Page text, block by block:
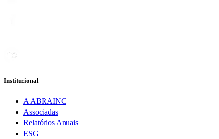
Institucional
A ABRAINC
Associadas
Relatórios Anuais
ESG